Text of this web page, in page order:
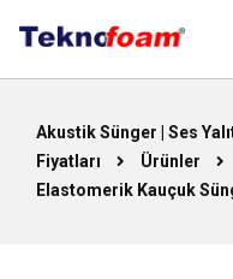
Akustik Sünger | Ses
Fiyatları
Ürünler
Elastomerik Kauçuk